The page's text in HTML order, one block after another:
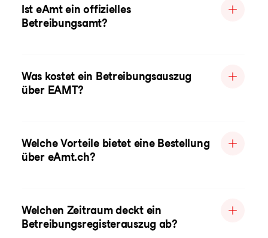
Ist eAmt ein offizielles
Betreibungsamt?
Was kostet ein Betreibungsauszug
über EAMT?
Welche Vorteile bietet eine Bestellung
über eAmt.ch?
Welchen Zeitraum deckt ein
Betreibungsregisterauszug ab?